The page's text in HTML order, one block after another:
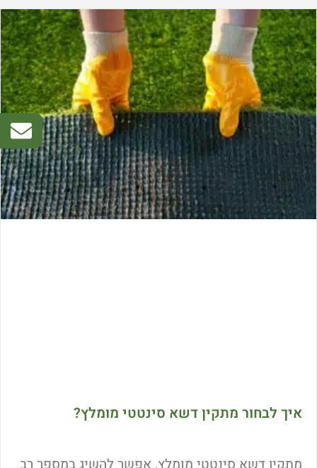
איך לבחור מתקין דשא סינטטי מומלץ?